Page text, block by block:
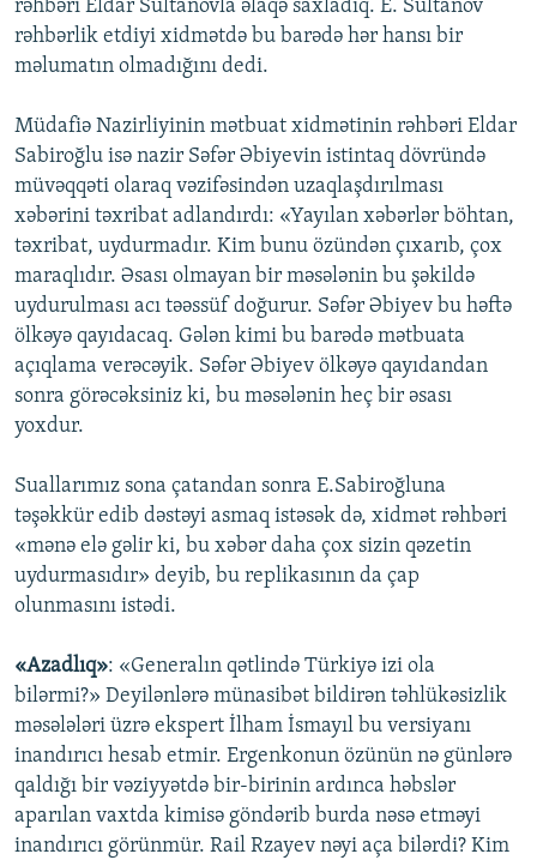
rəhbəri Eldar Sultanovla əlaqə saxladıq. E. Sultanov
rəhbərlik etdiyi xidmətdə bu barədə hər hansı bir
məlumatın olmadığını dedi.
Müdafiə Nazirliyinin mətbuat xidmətinin rəhbəri Eldar
Sabiroğlu isə nazir Səfər Əbiyevin istintaq dövründə
müvəqqəti olaraq vəzifəsindən uzaqlaşdırılması
xəbərini təxribat adlandırdı: «Yayılan xəbərlər böhtan,
təxribat, uydurmadır. Kim bunu özündən çıxarıb, çox
maraqlıdır. Əsası olmayan bir məsələnin bu şəkildə
uydurulması acı təəssüf doğurur. Səfər Əbiyev bu həftə
ölkəyə qayıdacaq. Gələn kimi bu barədə mətbuata
açıqlama verəcəyik. Səfər Əbiyev ölkəyə qayıdandan
sonra görəcəksiniz ki, bu məsələnin heç bir əsası
yoxdur.
Suallarımız sona çatandan sonra E.Sabiroğluna
təşəkkür edib dəstəyi asmaq istəsək də, xidmət rəhbəri
«mənə elə gəlir ki, bu xəbər daha çox sizin qəzetin
uydurmasıdır» deyib, bu replikasının da çap
olunmasını istədi.
«Azadlıq»: «Generalın qətlində Türkiyə izi ola
bilərmi?» Deyilənlərə münasibət bildirən təhlükəsizlik
məsələləri üzrə ekspert İlham İsmayıl bu versiyanı
inandırıcı hesab etmir. Ergenkonun özünün nə günlərə
qaldığı bir vəziyyətdə bir-birinin ardınca həbslər
aparılan vaxtda kimisə göndərib burda nəsə etməyi
inandırıcı görünmür. Rail Rzayev nəyi aça bilərdi? Kim